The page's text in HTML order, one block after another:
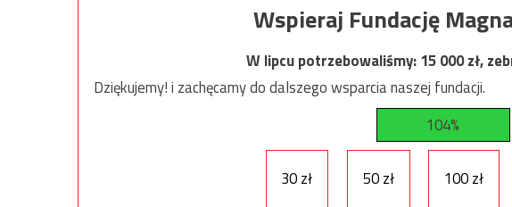
Wspieraj Fundację
W lipcu potrzebowaliśmy:15 000zł,
Dziękujemy! i zachęcamy do dalszego wsparcia naszej fundacji.
104%
30 zł 50 zł 100 zł